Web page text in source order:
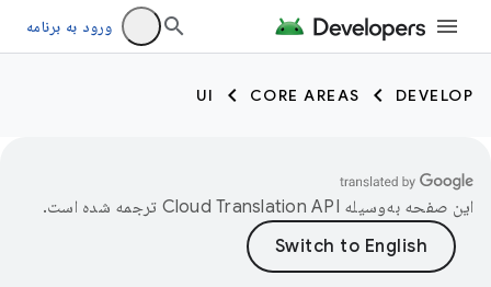
ورود به برنامه
DEVELOP
CORE AREAS
UI
این صفحه به‌وسیله ترجمه شده است.